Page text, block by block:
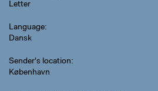
Letter
Language
Dansk
Sender's location
København